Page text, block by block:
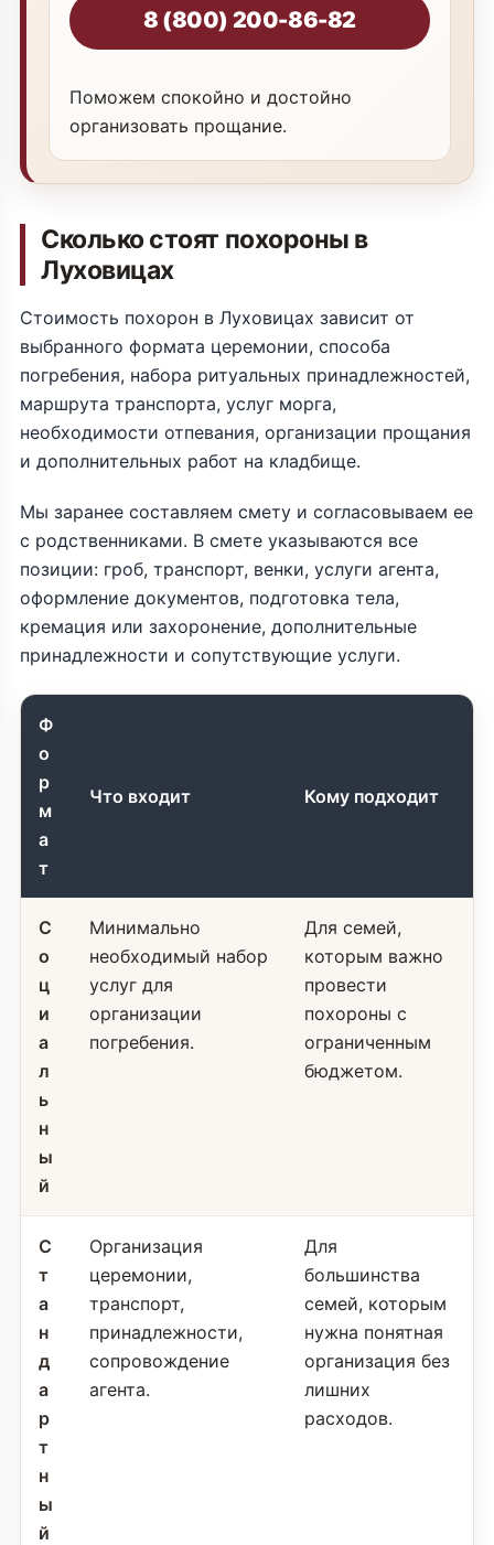
8 (800) 200-86-82
Поможем спокойно и достойно
организовать прощание.
Сколько стоят похороны в
Луховицах
Стоимость похорон в Луховицах зависит от
выбранного формата церемонии, способа
погребения, набора ритуальных принадлежностей,
маршрута транспорта, услуг морга,
необходимости отпевания, организации прощания
и дополнительных работ на кладбище.
Мы заранее составляем смету и согласовываем ее
с родственниками. В смете указываются все
позиции: гроб, транспорт, венки, услуги агента,
оформление документов, подготовка тела,
кремация или захоронение, дополнительные
принадлежности и сопутствующие услуги.
Ф
о
р
м
а
т
Что входит Кому подходит
С
о
ц
и
а
л
ь
н
ы
й
Минимально
необходимый набор
услуг для
организации
погребения.
Для семей,
которым важно
провести
похороны с
ограниченным
бюджетом.
С
т
а
н
д
а
р
т
н
ы
й
Организация
церемонии,
транспорт,
принадлежности,
сопровождение
агента.
Для
большинства
семей, которым
нужна понятная
организация без
лишних
расходов.